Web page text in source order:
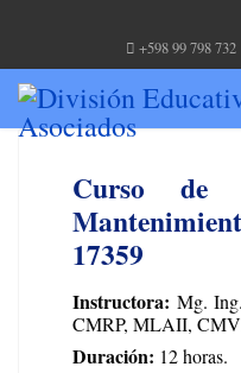
+598 99 798 732
Curso de
17359
Instructora: Mg.
CMRP, MLAII,
Duración: 12 horas.